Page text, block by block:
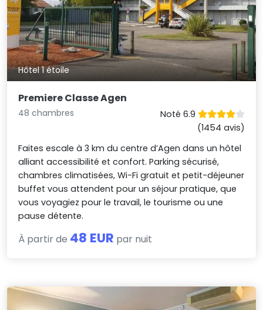
Hôtel 1 étoile
Premiere Classe Agen
48 chambres
Noté 6.9
(1454 avis)
Faites escale à 3 km du centre d’Agen dans un hôtel
alliant accessibilité et confort. Parking sécurisé,
chambres climatisées, Wi-Fi gratuit et petit-déjeuner
buffet vous attendent pour un séjour pratique, que
vous voyagiez pour le travail, le tourisme ou une
pause détente.
À partir de 48 EUR par nuit